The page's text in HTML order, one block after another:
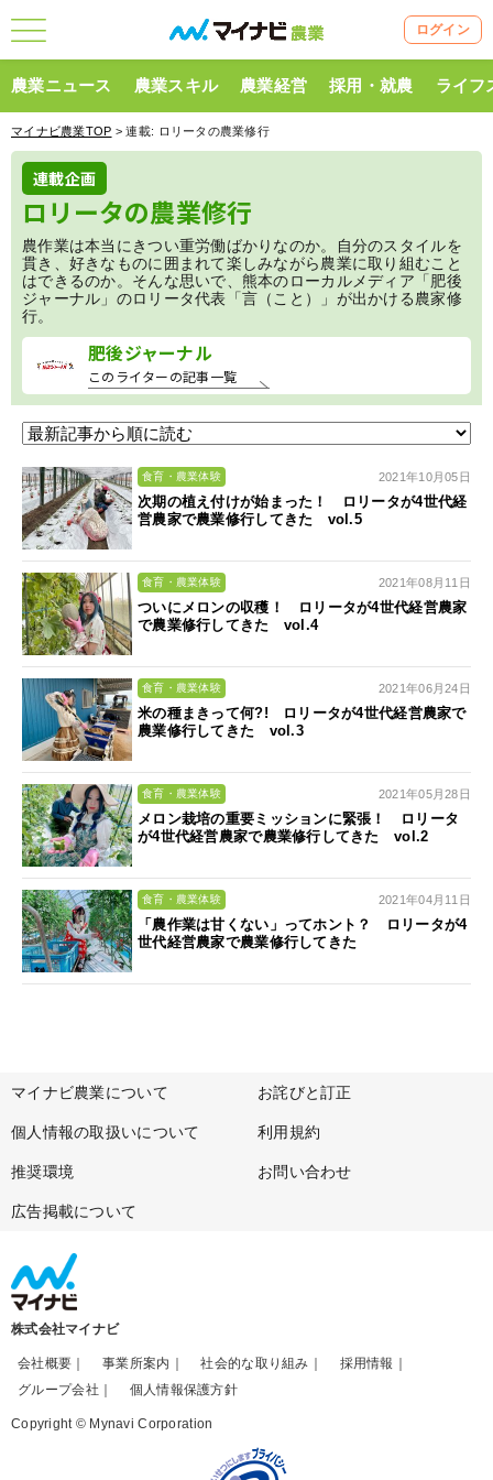
ログイン
農業ニュース 農業スキル 農業経営 採用・就農 ライフ
マイナビ農業TOP > 連載: ロリータの農業修行
連載企画
ロリータの農業修行
農作業は本当にきつい重労働ばかりなのか。自分のスタイルを
貫き、好きなものに囲まれて楽しみながら農業に取り組むこと
はできるのか。そんな思いで、熊本のローカルメディア「肥後
ジャーナル」のロリータ代表「言（こと）」が出かける農家修
行。
肥後ジャーナル
このライターの記事一覧
食育・農業体験 2021年10月05日
次期の植え付けが始まった！ ロリータが4世代経
営農家で農業修行してきた vol.5
食育・農業体験 2021年08月11日
ついにメロンの収穫！ ロリータが4世代経営農家
で農業修行してきた vol.4
食育・農業体験 2021年06月24日
米の種まきって何?! ロリータが4世代経営農家で
農業修行してきた vol.3
食育・農業体験 2021年05月28日
メロン栽培の重要ミッションに緊張！ ロリータ
が4世代経営農家で農業修行してきた vol.2
食育・農業体験 2021年04月11日
「農作業は甘くない」ってホント？ ロリータが4
世代経営農家で農業修行してきた
マイナビ農業について お詫びと訂正
個人情報の取扱いについて 利用規約
推奨環境 お問い合わせ
広告掲載について
株式会社マイナビ
会社概要 事業所案内 社会的な取り組み
採用情報
グループ会社
個人情報保護方針
Copyright © Mynavi Corporation